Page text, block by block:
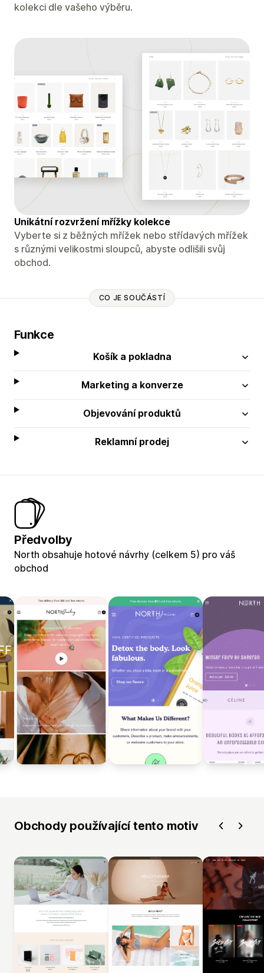
kolekci dle vašeho výběru.
Unikátní rozvržení mřížky kolekce
Vyberte si z běžných mřížek nebo střídavých mřížek
s různými velikostmi sloupců, abyste odlišili svůj
obchod.
CO JE SOUČÁSTÍ
Funkce
Košík a pokladna
Marketing a konverze
Objevování produktů
Reklamní prodej
Předvolby
North obsahuje hotové návrhy (celkem 5) pro váš
obchod
Obchody používající tento motiv